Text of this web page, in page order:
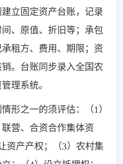
立固定资产台账，记录
、原值、折旧等；承包
租方、费用、期限；资
。台账同步录入全国农
理系统。
形之一的须评估：（1）
营、合资合作集体资
资产产权；（3）农村集